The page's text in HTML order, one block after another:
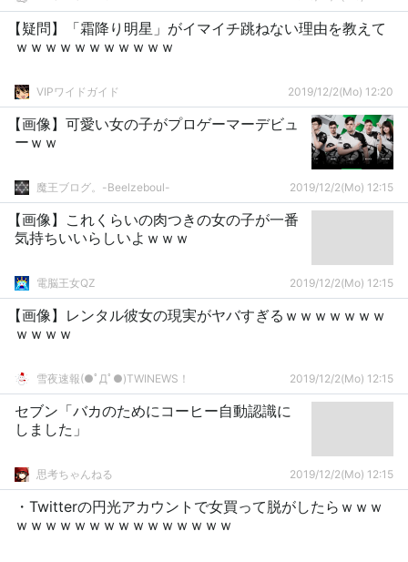
【疑問】「霜降り明星」がイマイチ跳ねない理由を教えて
ｗｗｗｗｗｗｗｗｗｗｗ
VIPワイドガイド 2019/12/2(Mo) 12:20
【画像】可愛い女の子がプロゲーマーデビュ
ーｗｗ
魔王ブログ。-Beelzeboul- 2019/12/2(Mo) 12:15
【画像】これくらいの肉つきの女の子が一番
気持ちいいらしいよｗｗｗ
電脳王女QZ 2019/12/2(Mo) 12:15
【画像】レンタル彼女の現実がヤバすぎるｗｗｗｗｗｗｗ
ｗｗｗｗ
雪夜速報(●ﾟДﾟ●)TWINEWS！ 2019/12/2(Mo) 12:15
セブン「バカのためにコーヒー自動認識に
しました」
思考ちゃんねる 2019/12/2(Mo) 12:15
・Twitterの円光アカウントで女買って脱がしたらｗｗｗ
ｗｗｗｗｗｗｗｗｗｗｗｗｗｗｗ